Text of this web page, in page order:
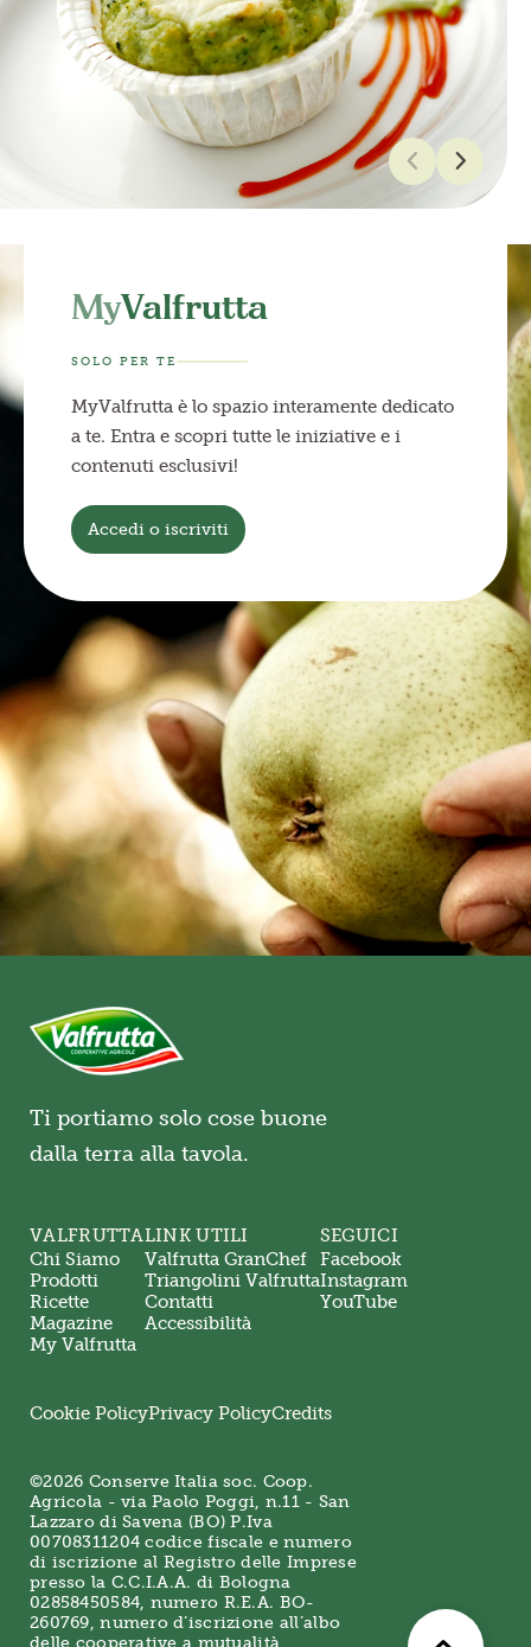
MyValfrutta
SOLO PER TE
MyValfrutta è lo spazio interamente dedicato
a te. Entra e scopri tutte le iniziative e i
contenuti esclusivi!
Accedi o iscriviti
Ti portiamo solo cose buone
dalla terra alla tavola.
VALFRUTTA
Chi Siamo
Prodotti
Ricette
Magazine
My Valfrutta
LINK UTILI
Valfrutta GranChef
Triangolini Valfrutta
Contatti
Accessibilità
SEGUICI
Facebook
Instagram
YouTube
©2026 Conserve Italia soc. Coop.
Agricola - via Paolo Poggi, n.11 - San
Lazzaro di Savena (BO) P.Iva
00708311204 codice fiscale e numero
di iscrizione al Registro delle Imprese
presso la C.C.I.A.A. di Bologna
02858450584, numero R.E.A. BO-
260769, numero d’iscrizione all’albo
delle cooperative a mutualità
Cookie PolicyPrivacy PolicyCredits